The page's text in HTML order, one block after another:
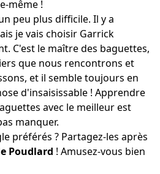
même !
peu plus difficile. Il y a
je vais choisir Garrick
C'est le maître des baguettes,
que nous rencontrons et
et il semble toujours en
d'insaisissable ! Apprendre
avec le meilleur est
manquer.
préférés ? Partagez-les après
Poudlard ! Amusez-vous bien